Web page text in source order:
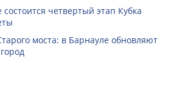
четвертый этап Кубка
моста: в Барнауле обновляют